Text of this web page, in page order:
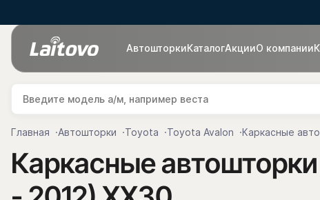
АвтошторкиКаталогАкцииО компании
Главная Автошторки Toyota Toyota Avalon Каркасные
Каркасные